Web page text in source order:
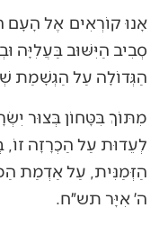
אָנוּ קוֹרְאִים אֶל הָעָם
סְבִיב הַיִּשּׁוּב בַּעֲלִיָּה
הַגְּדוֹלָה עַל הַגְשָׁמַת
מִתּוֹךְ בִּטָּחוֹן בְּצוּר
לְעֵדוּת עַל הַכְרָזָה
הַזְּמַנִּית, עַל אַדְמַת
ה׳ אִיָּר תש״ח.